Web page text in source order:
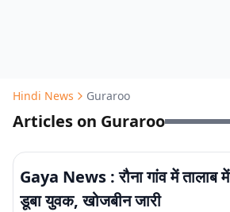
Hindi News Guraroo
Articles on Guraroo
Gaya News : रौना गांव में तालाब
डूबा युवक, खोजबीन जारी